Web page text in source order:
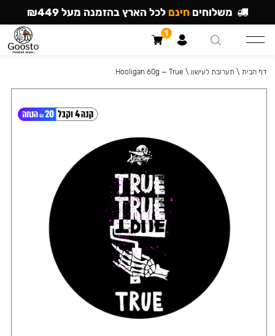
דף הבית \ תערובת לעישון \
Hooligan 60g — True
משלוחים חינם לכל הארץ בהזמנה מעל ₪449
1